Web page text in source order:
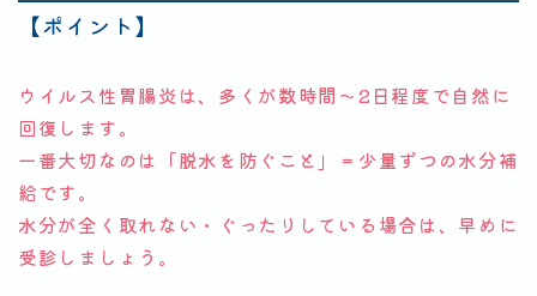
【ポイント】
ウイルス性胃腸炎は、多くが数時間～2日程度で自然に
回復します。
一番大切なのは「脱水を防ぐこと」＝少量ずつの水分補
給です。
水分が全く取れない・ぐったりしている場合は、早めに
受診しましょう。